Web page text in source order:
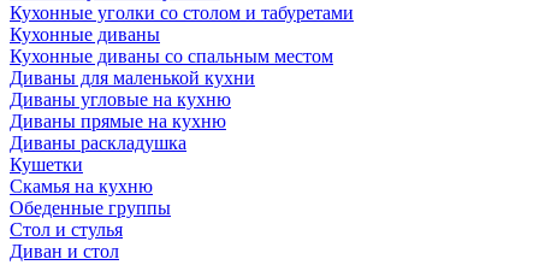
Кухонные уголки со столом и табуретами
Кухонные диваны
Кухонные диваны со спальным местом
Диваны для маленькой кухни
Диваны угловые на кухню
Диваны прямые на кухню
Диваны раскладушка
Кушетки
Скамья на кухню
Обеденные группы
Стол и стулья
Диван и стол